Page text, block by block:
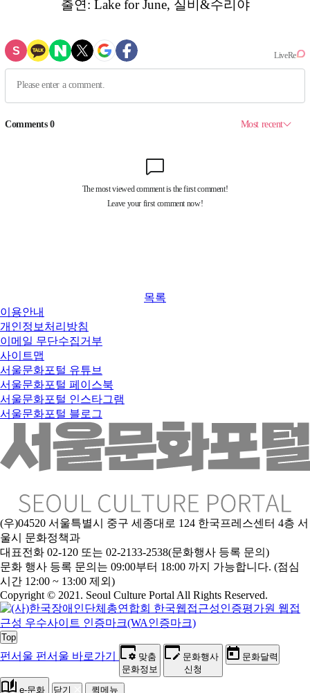
출연: Lake for June, 실비&수리야
목록
이용안내
개인정보처리방침
이메일 무단수집거부
사이트맵
서울문화포털 유튜브
서울문화포털 페이스북
서울문화포털 인스타그램
서울문화포털 블로그
(우)04520 서울특별시 중구 세종대로 124 한국프레스센터 4층 서
울시 문화정책과
대표전화 02-120 또는 02-2133-2538(문화행사 등록 문의)
문화 행사 등록 문의는 09:00부터 18:00 까지 가능합니다. (점심
시간 12:00 ~ 13:00 제외)
Copyright © 2021. Seoul Culture Portal All Rights Reserved.
Top
펀서울 펀서울 바로가기
맞춤
문화정보
문화행사
신청
문화달력
e-문화 닫기 퀵메뉴